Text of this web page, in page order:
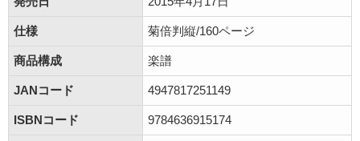
仕様 菊倍判縦/160ページ
商品構成 楽譜
JANコード 4947817251149
ISBNコード 9784636915174